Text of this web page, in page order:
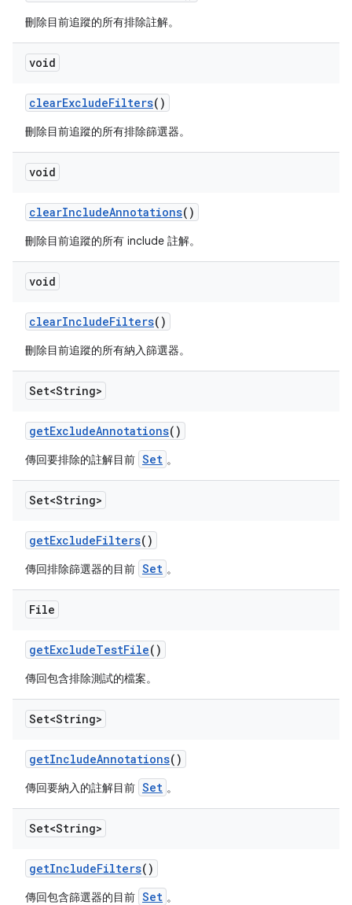
刪除目前追蹤的所有排除註解。
void
clearExcludeFilters()
刪除目前追蹤的所有排除篩選器。
void
clearIncludeAnnotations()
刪除目前追蹤的所有 include 註解。
void
clearIncludeFilters()
刪除目前追蹤的所有納入篩選器。
Set<String>
getExcludeAnnotations()
傳回要排除的註解目前 Set 。
Set<String>
getExcludeFilters()
傳回排除篩選器的目前 Set 。
File
getExcludeTestFile()
傳回包含排除測試的檔案。
Set<String>
getIncludeAnnotations()
傳回要納入的註解目前 Set 。
Set<String>
getIncludeFilters()
傳回包含篩選器的目前 Set 。